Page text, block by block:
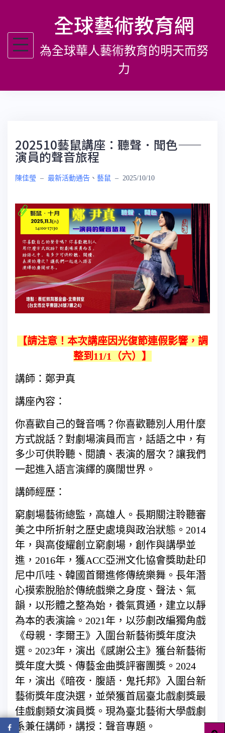
主
全球藝術教育網
為全球華人藝術教育的明天而努
力
202510藝鼠講座：聽聲．聞色——
演員的聲音旅程
陳佳瑩 – 最新活動通告 、 藝鼠 – 2025/10/10
【請注意！本次講座因光復節連假影響，調
整到11/1（六）】
講師：鄭尹真
講座內容：
你喜歡自己的聲音嗎？你喜歡聽別人用什麼
方式說話？對劇場演員而言，話語之中，有
多少可供聆聽、閱讀、表演的層次？讓我們
一起進入語言演繹的廣闊世界。
講師經歷：
窮劇場藝術總監，高雄人。長期關注聆聽審
美之中所折射之歷史處境與政治狀態。2014
年，與高俊耀創立窮劇場，創作與講學並
進，2016年，獲ACC亞洲文化協會獎助赴印
尼中爪哇、韓國首爾進修傳統樂舞。長年潛
心摸索脫胎於傳統戲樂之身度、聲法、氣
韻，以形體之整為始，養氣貫通，建立以靜
為本的表演論。2021年，以莎劇改編獨角戲
《母親．李爾王》入圍台新藝術獎年度決
選。2023年，演出《感謝公主》獲台新藝術
獎年度大獎、傳藝金曲獎評審團獎。2024
年，演出《暗夜．腹語．鬼托邦》入圍台新
藝術獎年度決選，並榮獲首屆臺北戲劇獎最
佳戲劇類女演員獎。現為臺北藝術大學戲劇
系兼任講師，講授：聲音專題。